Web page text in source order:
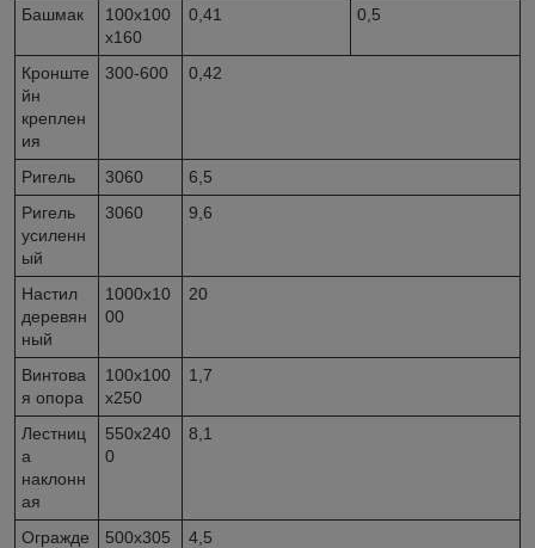
Башмак
100x100
x160
0,41 0,5
Кронште
йн
креплен
ия
300-600 0,42
Ригель 3060
6,5
Ригель
усиленн
ый
3060 9,6
Настил
деревян
ный
1000x10
00
20
Винтова
я опора
100x100
x250
1,7
Лестниц
а
наклонн
ая
550x240
0
8,1
Огражде
500x305
4,5